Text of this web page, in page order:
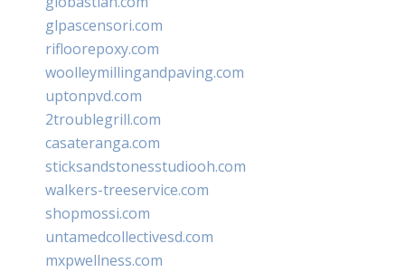
glpascensori.com
rifloorepoxy.com
woolleymillingandpaving.com
uptonpvd.com
2troublegrill.com
casateranga.com
sticksandstonesstudiooh.com
walkers-treeservice.com
shopmossi.com
untamedcollectivesd.com
mxpwellness.com